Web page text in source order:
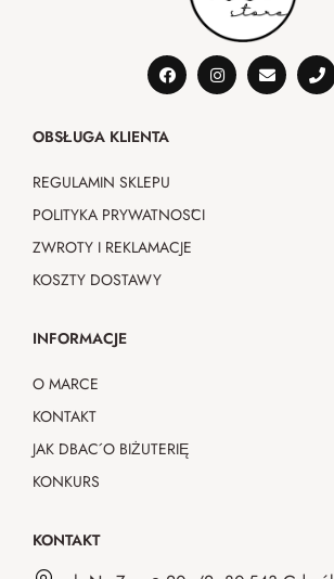
OBSŁUGA KLIENTA
REGULAMIN SKLEPU
POLITYKA PRYWATNOŚCI
ZWROTY I REKLAMACJE
KOSZTY DOSTAWY
INFORMACJE
O MARCE
KONTAKT
JAK DBAĆ O BIŻUTERIĘ
KONKURS
KONTAKT